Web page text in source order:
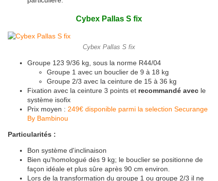
Cybex Pallas S fix
Cybex Pallas S fix
Groupe 123 9/36 kg, sous la norme R44/04
Groupe 1 avec un bouclier de 9 à 18 kg
Groupe 2/3 avec la ceinture de 15 à 36 kg
Fixation avec la ceinture 3 points et recommandé avec le
système isofix
Prix moyen : 249€ disponible parmi la selection Securange
By Bambinou
Particularités :
Bon système d'inclinaison
Bien qu'homologué dès 9 kg; le bouclier se positionne de
façon idéale et plus sûre après 90 cm environ.
Lors de la transformation du groupe 1 ou groupe 2/3 il ne